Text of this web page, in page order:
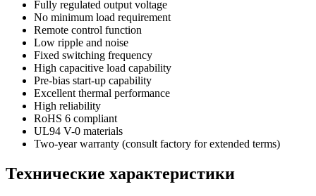
Fully regulated output voltage
No minimum load requirement
Remote control function
Low ripple and noise
Fixed switching frequency
High capacitive load capability
Pre-bias start-up capability
Excellent thermal performance
High reliability
RoHS 6 compliant
UL94 V-0 materials
Two-year warranty (consult factory for extended terms)
Технические характеристики